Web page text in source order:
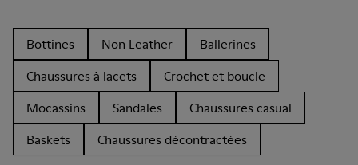
Bottines Non Leather
Ballerines
Chaussures à lacets
Crochet et boucle
Mocassins
Sandales
Chaussures casual
Baskets
Chaussures décontractées